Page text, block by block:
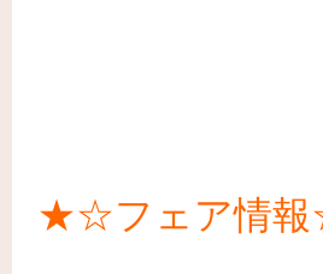
★☆フェア情